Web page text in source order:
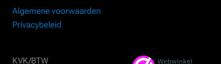
Algemene voorwaarden
Privacybeleid
KVK/BTW